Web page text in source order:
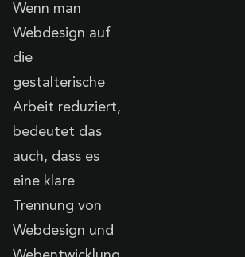
Wenn man
Webdesign auf
die
gestalterische
Arbeit reduziert,
bedeutet das
auch, dass es
eine klare
Trennung von
Webdesign und